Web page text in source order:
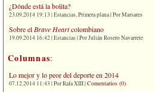
¿Dónde está la bolita?
23.09.2014 19:13 | Estancias, Primera plana | Por Marsares
Sobre el Brave Heartcolombiano
19.09.2014 16:42 | Estancias | Por Julián Rosero Navarrete
Columnas:
Lo mejor y lo peor del deporte en 2014
07.12.2014 11:43 | Por Rafa XIII |Comentarios (0)